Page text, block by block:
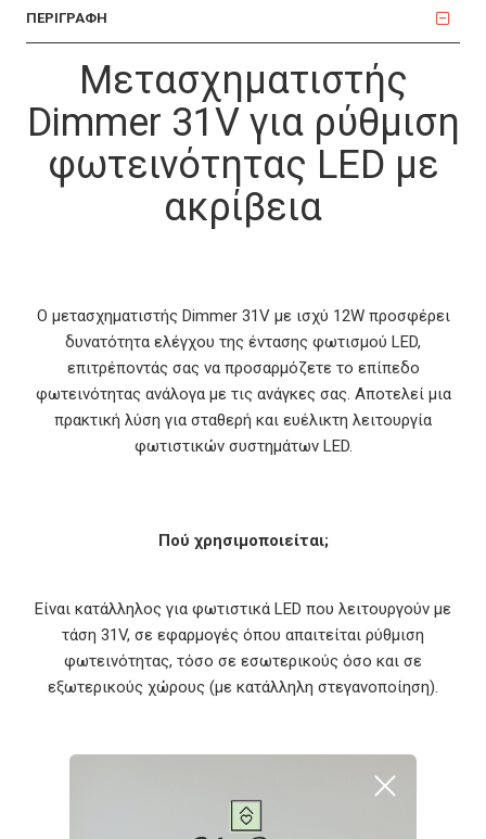
ΠΕΡΙΓΡΑΦΗ
Μετασχηματιστής
Dimmer 31V για ρύθμιση
φωτεινότητας LED με
ακρίβεια
Ο μετασχηματιστής Dimmer 31V με ισχύ 12W προσφέρει
δυνατότητα ελέγχου της έντασης φωτισμού LED,
επιτρέποντάς σας να προσαρμόζετε το επίπεδο
φωτεινότητας ανάλογα με τις ανάγκες σας. Αποτελεί μια
πρακτική λύση για σταθερή και ευέλικτη λειτουργία
φωτιστικών συστημάτων LED.
Πού χρησιμοποιείται;
Είναι κατάλληλος για φωτιστικά LED που λειτουργούν με
τάση 31V, σε εφαρμογές όπου απαιτείται ρύθμιση
φωτεινότητας, τόσο σε εσωτερικούς όσο και σε
εξωτερικούς χώρους (με κατάλληλη στεγανοποίηση).